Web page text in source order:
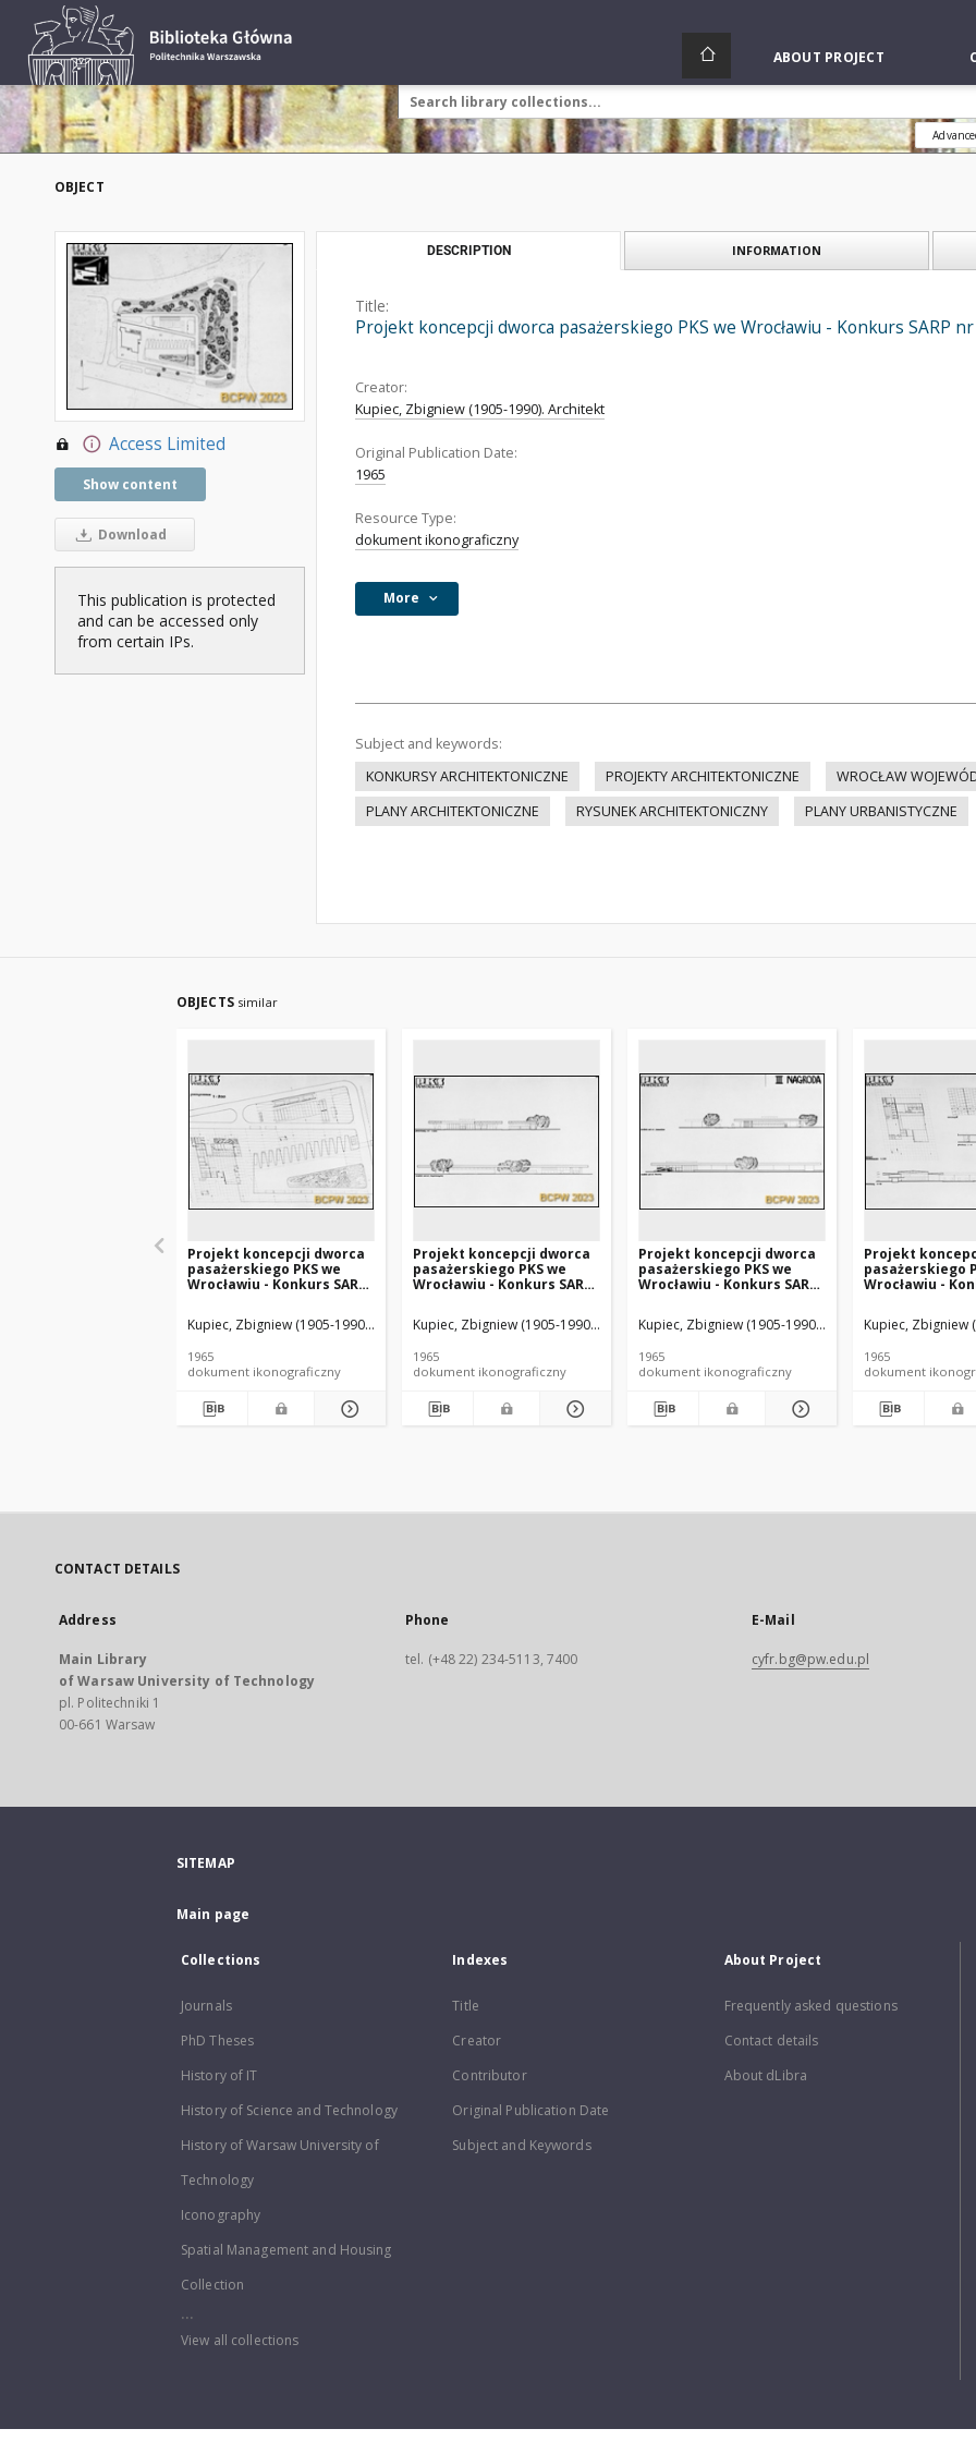
ABOUT PROJECT
OBJECT
Access Limited
Show content
Download
This publication is protected
and can be accessed only
from certain IPs.
DESCRIPTION INFORMATION
Title:
Projekt koncepcji dworca pasażerskiego PKS we Wrocławiu - Konkurs SARP
Creator:
Kupiec, Zbigniew (1905-1990). Architekt
Original Publication Date:
1965
Resource Type:
dokument ikonograficzny
More
Subject and keywords:
KONKURSY ARCHITEKTONICZNE
PROJEKTY ARCHITEKTONICZNE WROCŁAW
PLANY ARCHITEKTONICZNE
RYSUNEK ARCHITEKTONICZNY PLANY URBANISTYCZNE
OBJECTS similar
Projekt koncepcji dworca
pasażerskiego PKS we
Wrocławiu - Konkurs SARP
nagroda. Zdj. 5, Rzut
przyziemia
Kupiec, Zbigniew (1905-1990). Architekt Buliński, Wojciech (1929- ). Architekt Olszewski, Tomasz (1929- ). Fotograf
1965
dokument ikonograficzny
Projekt koncepcji dworca
pasażerskiego PKS we
Wrocławiu - Konkurs SARP
nagroda. Zdj. 3, Przekroje
elewacji
Kupiec, Zbigniew (1905-1990). Architekt Buliński, Wojciech (1929- ). Architekt Olszewski,
1965
dokument ikonograficzny
Projekt koncepcji dworca
pasażerskiego PKS we
Wrocławiu - Konkurs SARP
nagroda. Zdj. 2, Elewacje
Kupiec, Zbigniew (1905-1990). Architekt Buliński,
1965
dokument ikonograficzny
Projekt
pasażerskiego
Wrocławiu -
nagroda. Zdj. 4,
przekroje
Kupiec, Zbigniew
1965
dokument
CONTACT DETAILS
Address
Main Library
of Warsaw University of Technology
pl. Politechniki 1
00-661 Warsaw
Phone
tel. (+48 22) 234-5113, 7400
E-Mail
cyfr.bg@pw.edu.pl
SITEMAP
Main page
Collections
Journals
PhD Theses
History of IT
History of Science and Technology
History of Warsaw University of
Technology
Iconography
Spatial Management and Housing
Collection
...
View all collections
Indexes
Title
Creator
Contributor
Original Publication Date
Subject and Keywords
About Project
Frequently asked questions
Contact details
About dLibra